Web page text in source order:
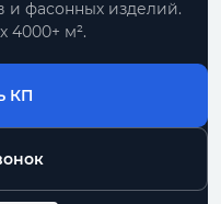
и фасонных изделий.
4000+ м².
КП